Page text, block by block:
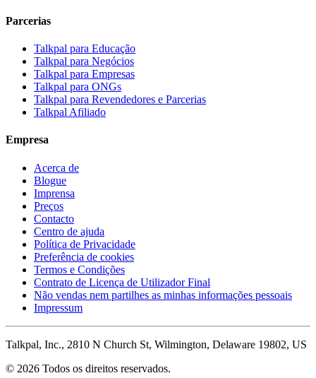
Parcerias
Talkpal para Educação
Talkpal para Negócios
Talkpal para Empresas
Talkpal para ONGs
Talkpal para Revendedores e Parcerias
Talkpal Afiliado
Empresa
Acerca de
Blogue
Imprensa
Preços
Contacto
Centro de ajuda
Política de Privacidade
Preferência de cookies
Termos e Condições
Contrato de Licença de Utilizador Final
Não vendas nem partilhes as minhas informações pessoais
Impressum
Talkpal, Inc., 2810 N Church St, Wilmington, Delaware 19802, US
© 2026 Todos os direitos reservados.